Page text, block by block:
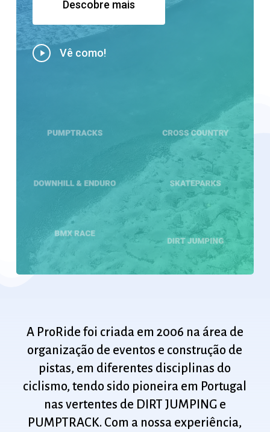
Descobre mais
Play
Vê como!
A ProRide foi criada em 2006 na área de
organização de eventos e construção de
pistas, em diferentes disciplinas do
ciclismo, tendo sido pioneira em Portugal
nas vertentes de DIRTJUMPING e
PUMPTRACK. Com a nossa experiência,